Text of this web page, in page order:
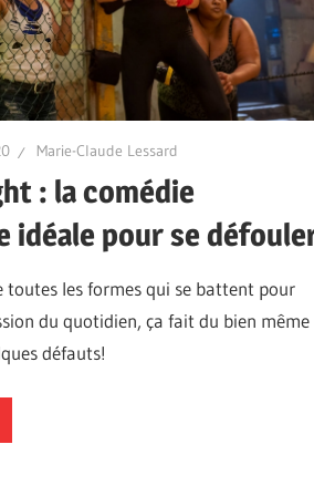
Marie-Claude Lessard
: la comédie
idéale pour se
toutes les formes qui se battent pour
du quotidien, ça fait du bien même
défauts!